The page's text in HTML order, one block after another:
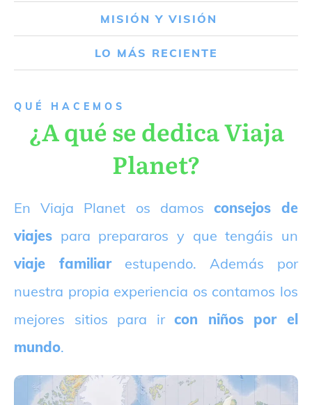
MISIÓN Y VISIÓN
LO MÁS RECIENTE
QUÉ HACEMOS
¿A qué se dedica Viaja
Planet?
En Viaja Planet os damos consejos de
viajes para prepararos y que tengáis un
viaje familiarestupendo. Además por
nuestra propia experiencia os contamos los
mejores sitios para ircon niños por el
mundo.